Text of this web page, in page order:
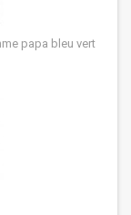
papa bleu vert